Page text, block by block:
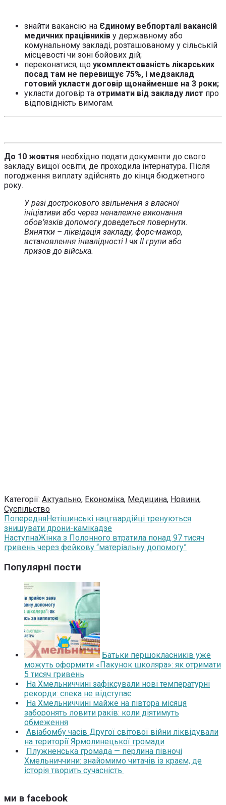
знайти вакансію на Єдиному вебпорталі вакансій
медичних працівників у державному або
комунальному закладі, розташованому у сільській
місцевості чи зоні бойових дій;
переконатися, що укомплектованість лікарських
посад там не перевищує 75%, і медзаклад
готовий укласти договір щонайменше на 3 роки;
укласти договір та отримати від закладу лист про
відповідність вимогам.
До 10 жовтня необхідно подати документи до свого
закладу вищої освіти, де проходила інтернатура. Після
погодження виплату здійснять до кінця бюджетного
року.
У разі дострокового звільнення з власної
ініціативи або через неналежне виконання
обов’язків допомогу доведеться повернути.
Винятки – ліквідація закладу, форс-мажор,
встановлення інвалідності І чи ІІ групи або
призов до війська.
Категорії: Актуально, Економіка, Медицина, Новини,
Суспільство
ПопередняНетішинські нацгвардійці тренуються
знищувати дрони-камікадзе
НаступнаЖінка з Полонного втратила понад 97 тисяч
гривень через фейкову “матеріальну допомогу”
Популярні пости
Батьки першокласників уже
можуть оформити «Пакунок школяра»: як отримати
5 тисяч гривень
На Хмельниччині зафіксували нові температурні
рекорди: спека не відступає
На Хмельниччині майже на півтора місяця
заборонять ловити раків: коли діятимуть
обмеження
Авіабомбу часів Другої світової війни ліквідували
на території Ярмолинецької громади
Плужненська громада — перлина півночі
Хмельниччини: знайомимо читачів із краєм, де
історія творить сучасність
ми в facebook